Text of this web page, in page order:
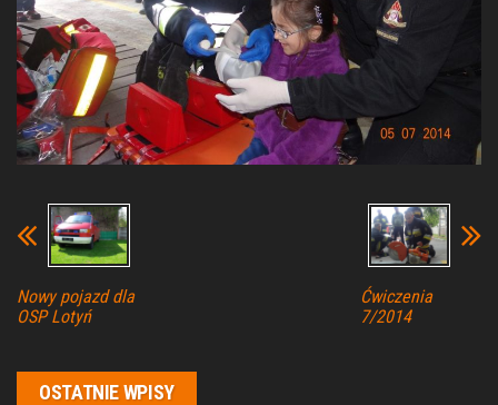
Nowy pojazd dla
OSP Lotyń
Ćwiczenia
7/2014
OSTATNIE WPISY